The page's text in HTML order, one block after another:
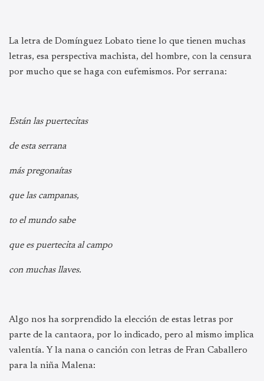
La letra de Domínguez Lobato tiene lo que tienen muchas
letras, esa perspectiva machista, del hombre, con la censura
por mucho que se haga con eufemismos. Por serrana:
Están las puertecitas
de esta serrana
más pregonaítas
que las campanas,
to el mundo sabe
que es puertecita al campo
con muchas llaves.
Algo nos ha sorprendido la elección de estas letras por
parte de la cantaora, por lo indicado, pero al mismo implica
valentía. Y la nana o canción con letras de Fran Caballero
para la niña Malena: